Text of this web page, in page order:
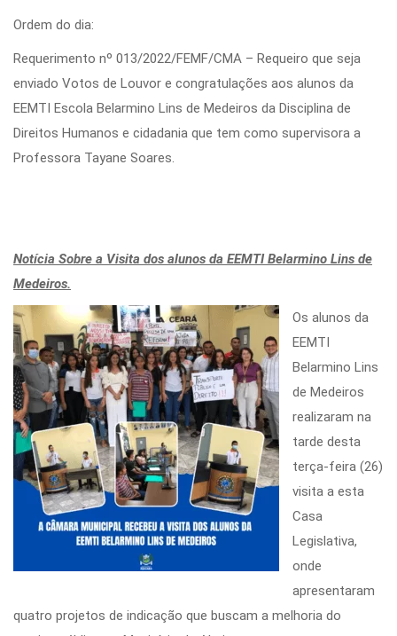
Ordem do dia:
Requerimento nº 013/2022/FEMF/CMA – Requeiro que seja
enviado Votos de Louvor e congratulações aos alunos da
EEMTI Escola Belarmino Lins de Medeiros da Disciplina de
Direitos Humanos e cidadania que tem como supervisora a
Professora Tayane Soares.
Notícia Sobre a Visita dos alunos da EEMTI Belarmino Lins de
Medeiros.
Os alunos da
EEMTI
Belarmino Lins
de Medeiros
realizaram na
tarde desta
terça-feira (26)
visita a esta
Casa
Legislativa,
onde
apresentaram
quatro projetos de indicação que buscam a melhoria do